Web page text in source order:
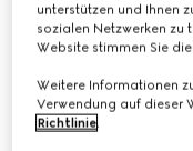
unterstützen und Ihnen
sozialen Netzwerken zu
Website stimmen Sie
Weitere Informationen
Verwendung auf dieser
Richtlinie.